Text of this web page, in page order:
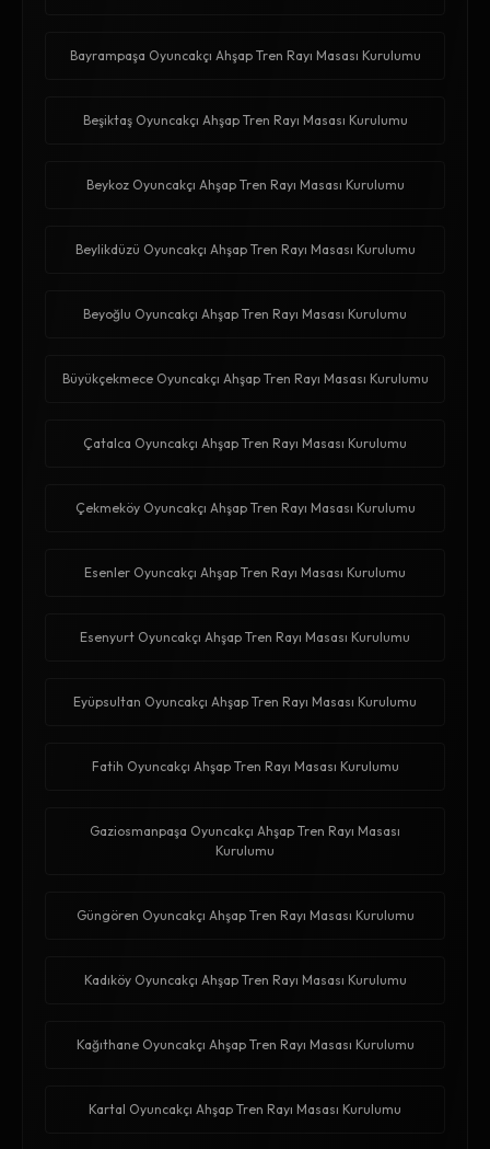
Bayrampaşa Oyuncakçı Ahşap Tren Rayı Masası Kurulumu
Beşiktaş Oyuncakçı Ahşap Tren Rayı Masası Kurulumu
Beykoz Oyuncakçı Ahşap Tren Rayı Masası Kurulumu
Beylikdüzü Oyuncakçı Ahşap Tren Rayı Masası Kurulumu
Beyoğlu Oyuncakçı Ahşap Tren Rayı Masası Kurulumu
Büyükçekmece Oyuncakçı Ahşap Tren Rayı Masası Kurulumu
Çatalca Oyuncakçı Ahşap Tren Rayı Masası Kurulumu
Çekmeköy Oyuncakçı Ahşap Tren Rayı Masası Kurulumu
Esenler Oyuncakçı Ahşap Tren Rayı Masası Kurulumu
Esenyurt Oyuncakçı Ahşap Tren Rayı Masası Kurulumu
Eyüpsultan Oyuncakçı Ahşap Tren Rayı Masası Kurulumu
Fatih Oyuncakçı Ahşap Tren Rayı Masası Kurulumu
Gaziosmanpaşa Oyuncakçı Ahşap Tren Rayı Masası
Kurulumu
Güngören Oyuncakçı Ahşap Tren Rayı Masası Kurulumu
Kadıköy Oyuncakçı Ahşap Tren Rayı Masası Kurulumu
Kağıthane Oyuncakçı Ahşap Tren Rayı Masası Kurulumu
Kartal Oyuncakçı Ahşap Tren Rayı Masası Kurulumu